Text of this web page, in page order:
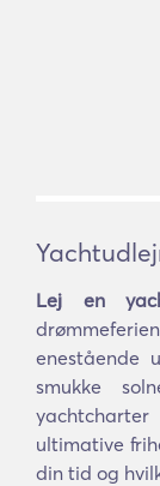
Lej en
enestående
smukke
ultimative
din tid og